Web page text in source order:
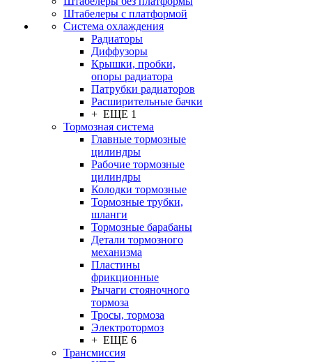
Штабелеры с платформой
Система охлаждения
Радиаторы
Диффузоры
Крышки, пробки,
опоры радиатора
Патрубки радиаторов
Расширительные бачки
+ ЕЩЕ 1
Тормозная система
Главные тормозные
цилиндры
Рабочие тормозные
цилиндры
Колодки тормозные
Тормозные трубки,
шланги
Тормозные барабаны
Детали тормозного
механизма
Пластины
фрикционные
Рычаги стояночного
тормоза
Тросы, тормоза
Электротормоз
+ ЕЩЕ 6
Трансмиссия